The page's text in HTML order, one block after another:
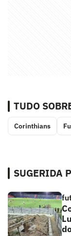
TUDO
Corinthians
SUGERIDA